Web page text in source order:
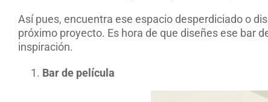
Así pues, encuentra ese espacio desperdiciado o
próximo proyecto. Es hora de que diseñes ese bar
inspiración.
Bar de película